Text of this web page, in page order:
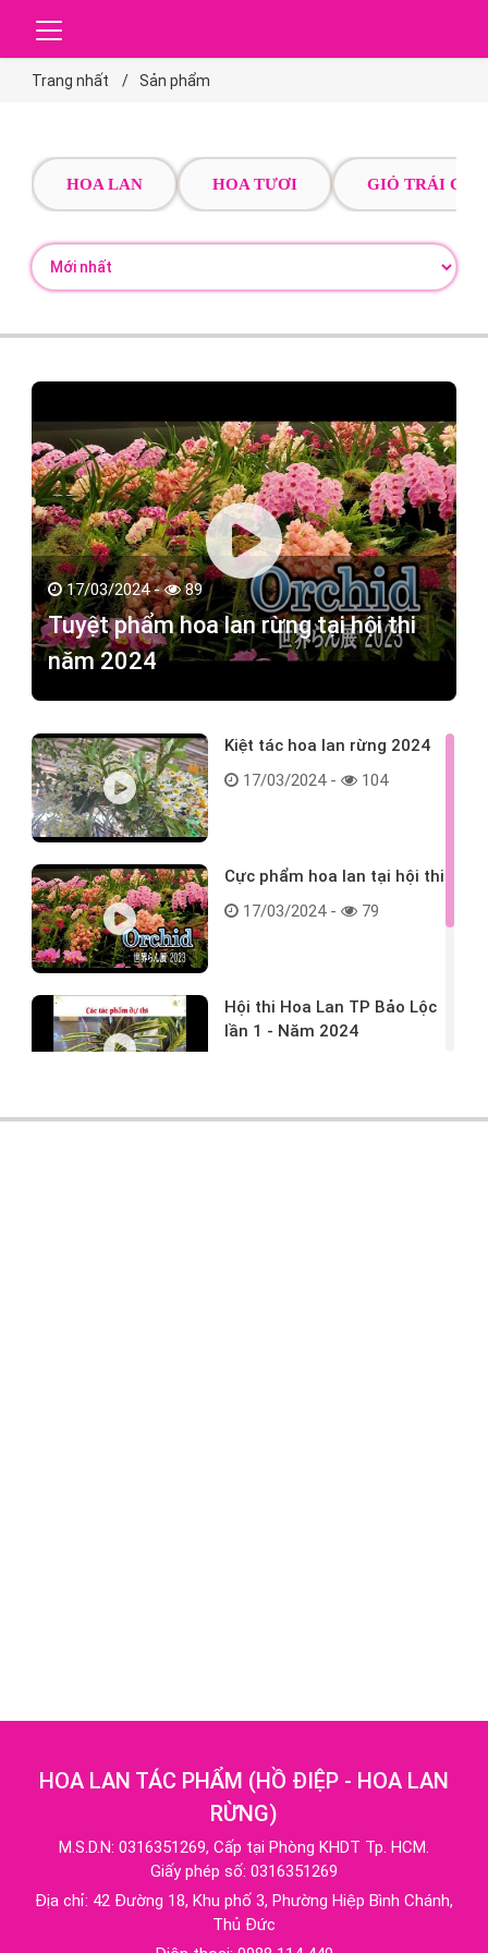
Trang nhất Sản phẩm
HOA LAN HOA TƯƠI GIỎ TRÁI CÂY
17/03/2024 - 89
Tuyệt phẩm hoa lan rừng tại hội thi
năm 2024
Kiệt tác hoa lan rừng 2024
17/03/2024 -
104
Cực phẩm hoa lan tại hội thi
17/03/2024 -
79
Hội thi Hoa Lan TP Bảo Lộc
lần 1 - Năm 2024
HOA LAN TÁC PHẨM (HỒ ĐIỆP - HOA LAN
RỪNG)
M.S.D.N: 0316351269, Cấp tại Phòng KHDT Tp. HCM.
Giấy phép số: 0316351269
Địa chỉ: 42 Đường 18, Khu phố 3, Phường Hiệp Bình Chánh,
Thủ Đức